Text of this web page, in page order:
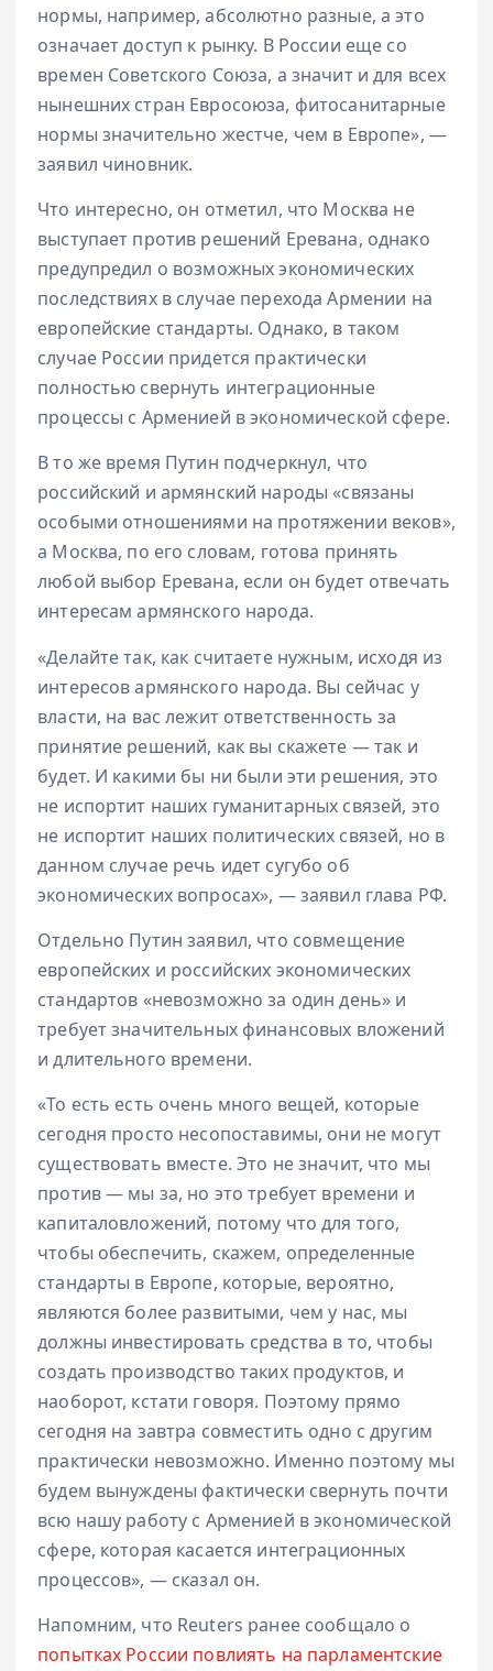
нормы, например, абсолютно разные, а это
означает доступ к рынку. В России еще со
времен Советского Союза, а значит и для всех
нынешних стран Евросоюза, фитосанитарные
нормы значительно жестче, чем в Европе», —
заявил чиновник.
Что интересно, он отметил, что Москва не
выступает против решений Еревана, однако
предупредил о возможных экономических
последствиях в случае перехода Армении на
европейские стандарты. Однако, в таком
случае России придется практически
полностью свернуть интеграционные
процессы с Арменией в экономической сфере.
В то же время Путин подчеркнул, что
российский и армянский народы «связаны
особыми отношениями на протяжении веков»,
а Москва, по его словам, готова принять
любой выбор Еревана, если он будет отвечать
интересам армянского народа.
«Делайте так, как считаете нужным, исходя из
интересов армянского народа. Вы сейчас у
власти, на вас лежит ответственность за
принятие решений, как вы скажете — так и
будет. И какими бы ни были эти решения, это
не испортит наших гуманитарных связей, это
не испортит наших политических связей, но в
данном случае речь идет сугубо об
экономических вопросах», — заявил глава РФ.
Отдельно Путин заявил, что совмещение
европейских и российских экономических
стандартов «невозможно за один день» и
требует значительных финансовых вложений
и длительного времени.
«То есть есть очень много вещей, которые
сегодня просто несопоставимы, они не могут
существовать вместе. Это не значит, что мы
против — мы за, но это требует времени и
капиталовложений, потому что для того,
чтобы обеспечить, скажем, определенные
стандарты в Европе, которые, вероятно,
являются более развитыми, чем у нас, мы
должны инвестировать средства в то, чтобы
создать производство таких продуктов, и
наоборот, кстати говоря. Поэтому прямо
сегодня на завтра совместить одно с другим
практически невозможно. Именно поэтому мы
будем вынуждены фактически свернуть почти
всю нашу работу с Арменией в экономической
сфере, которая касается интеграционных
процессов», — сказал он.
Напомним, что Reuters ранее сообщало о
попытках России повлиять на парламентские